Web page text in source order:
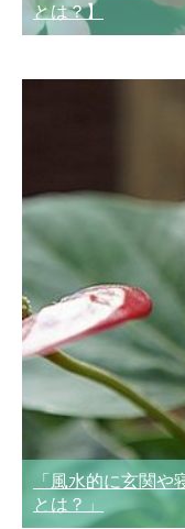
とは？】
「風水的に玄関
とは？」